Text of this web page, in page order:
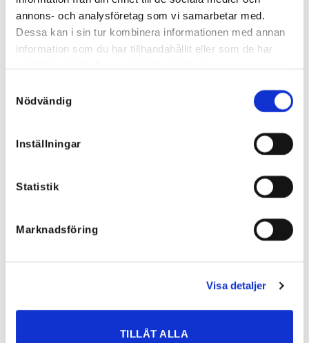
annons- och analysföretag som vi samarbetar med.
Dessa kan i sin tur kombinera informationen med annan
information som du har tillhandahållit eller som de har
Nödvändig
Inställningar
Statistik
Marknadsföring
Visa detaljer
TILLÅT ALLA